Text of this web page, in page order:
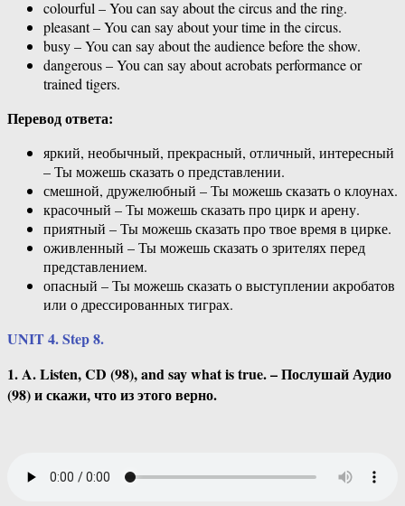
colourful – You can say about the circus and the ring.
pleasant – You can say about your time in the circus.
busy – You can say about the audience before the show.
dangerous – You can say about acrobats performance or
trained tigers.
Перевод ответа:
яркий, необычный, прекрасный, отличный, интересный
– Ты можешь сказать о представлении.
смешной, дружелюбный – Ты можешь сказать о клоунах.
красочный – Ты можешь сказать про цирк и арену.
приятный – Ты можешь сказать про твое время в цирке.
оживленный – Ты можешь сказать о зрителях перед
представлением.
опасный – Ты можешь сказать о выступлении акробатов
или о дрессированных тиграх.
UNIT 4. Step 8.
1. A. Listen, CD (98), and say what is true. – Послушай Аудио
(98) и скажи, что из этого верно.